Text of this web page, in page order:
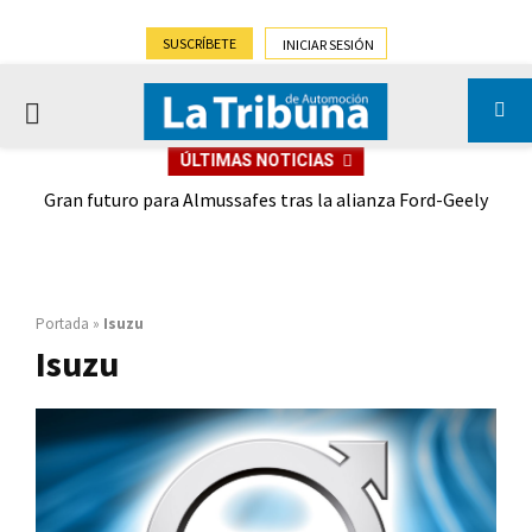
SUSCRÍBETE INICIAR SESIÓN
PRIMARY
ÚLTIMAS NOTICIAS
Gran futuro para Almussafes tras la alianza Ford-Geely
Portada » Isuzu
Isuzu